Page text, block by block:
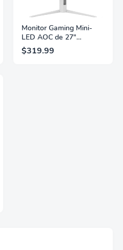
Monitor Gaming Mini-
LED AOC de 27"
Pulgadas, QHD
2560×1440, 320Hz, 1ms
$319.99